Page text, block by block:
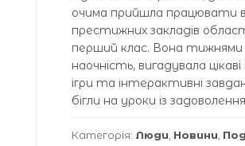
очима прийшла працювати в
престижних закладів
перший клас. Вона тижнями
наочність, вигадувала
ігри та інтерактивні
бігли на уроки із
Категорія: Люди Новини